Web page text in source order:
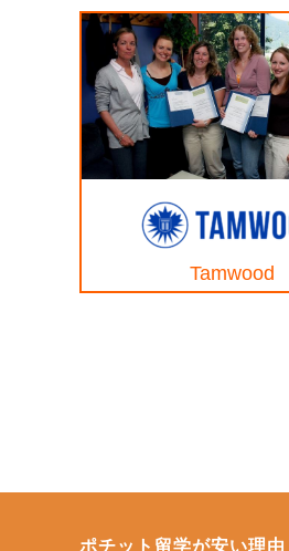
Tamwood
ポチット留学が安い理由